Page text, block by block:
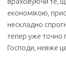
економікою,
нескладно
тепер уже точно
Господи, невже